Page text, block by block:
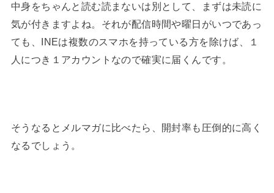
中身をちゃんと読む読まないは別として、まずは未読に
気が付きますよね。それが配信時間や曜日がいつであっ
ても、INEは複数のスマホを持っている方を除けば、１
人につき１アカウントなので確実に届くんです。
そうなるとメルマガに比べたら、開封率も圧倒的に高く
なるでしょう。